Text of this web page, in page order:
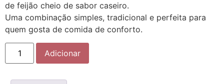
de feijão cheio de sabor caseiro.
Uma combinação simples, tradicional e perfeita para
quem gosta de comida de conforto.
Adicionar